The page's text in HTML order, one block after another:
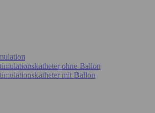
ohne Ballon
mit Ballon